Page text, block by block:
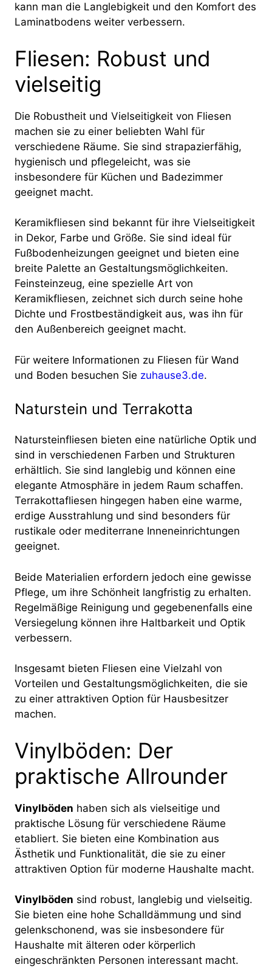
kann man die Langlebigkeit und den Komfort des
Laminatbodens weiter verbessern.
Fliesen: Robust und
vielseitig
Die Robustheit und Vielseitigkeit von Fliesen
machen sie zu einer beliebten Wahl für
verschiedene Räume. Sie sind strapazierfähig,
hygienisch und pflegeleicht, was sie
insbesondere für Küchen und Badezimmer
geeignet macht.
Keramikfliesen sind bekannt für ihre Vielseitigkeit
in Dekor, Farbe und Größe. Sie sind ideal für
Fußbodenheizungen geeignet und bieten eine
breite Palette an Gestaltungsmöglichkeiten.
Feinsteinzeug, eine spezielle Art von
Keramikfliesen, zeichnet sich durch seine hohe
Dichte und Frostbeständigkeit aus, was ihn für
den Außenbereich geeignet macht.
Für weitere Informationen zu Fliesen für Wand
und Boden besuchen Sie zuhause3.de.
Naturstein und Terrakotta
Natursteinfliesen bieten eine natürliche Optik und
sind in verschiedenen Farben und Strukturen
erhältlich. Sie sind langlebig und können eine
elegante Atmosphäre in jedem Raum schaffen.
Terrakottafliesen hingegen haben eine warme,
erdige Ausstrahlung und sind besonders für
rustikale oder mediterrane Inneneinrichtungen
geeignet.
Beide Materialien erfordern jedoch eine gewisse
Pflege, um ihre Schönheit langfristig zu erhalten.
Regelmäßige Reinigung und gegebenenfalls eine
Versiegelung können ihre Haltbarkeit und Optik
verbessern.
Insgesamt bieten Fliesen eine Vielzahl von
Vorteilen und Gestaltungsmöglichkeiten, die sie
zu einer attraktiven Option für Hausbesitzer
machen.
Vinylböden: Der
praktische Allrounder
Vinylböden haben sich als vielseitige und
praktische Lösung für verschiedene Räume
etabliert. Sie bieten eine Kombination aus
Ästhetik und Funktionalität, die sie zu einer
attraktiven Option für moderne Haushalte macht.
Vinylböden sind robust, langlebig und vielseitig.
Sie bieten eine hohe Schalldämmung und sind
gelenkschonend, was sie insbesondere für
Haushalte mit älteren oder körperlich
eingeschränkten Personen interessant macht.